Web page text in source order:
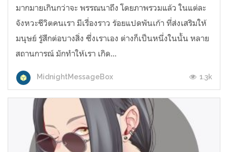
มากมายเกินกว่าจะ พรรณนาถึง โดยภาพรวมแล้ว ในแต่ละ
จังหวะชีวิตคนเรา มีเรื่องราว ร้อยแปดพันเก้า ที่ส่งเสริมให้
มนุษย์ รู้สึกต่อบางสิ่ง ซึ่งเราเอง ต่างก็เป็นหนึ่งในนั้น หลาย
สถานการณ์ มักทำให้เรา เกิด...
MidnightMessageBox 1.3k